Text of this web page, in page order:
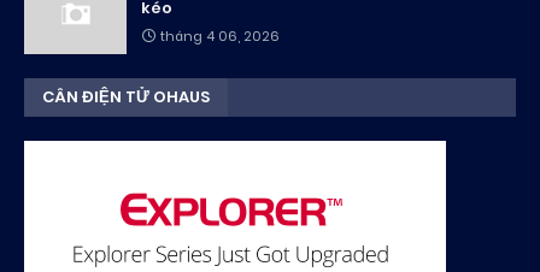
kéo
tháng 4 06, 2026
CÂN ĐIỆN TỬ OHAUS